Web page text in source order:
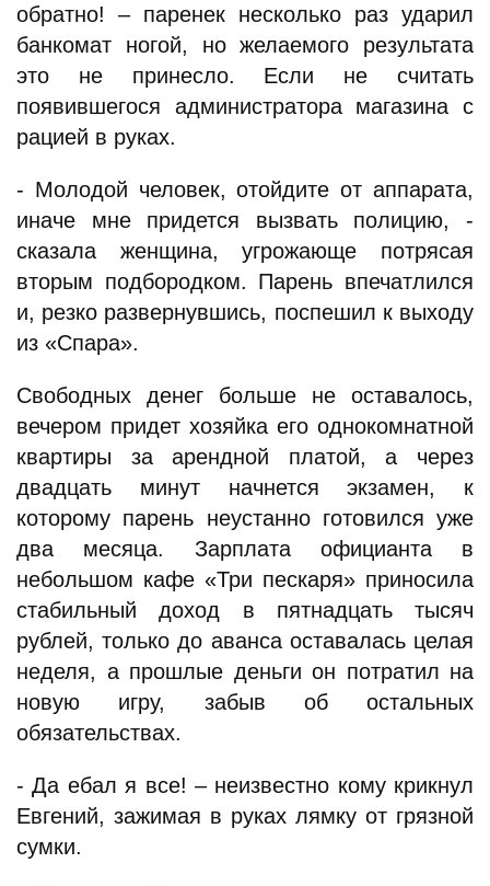
обратно! – паренек несколько раз ударил
банкомат ногой, но желаемого результата
это не принесло. Если не считать
появившегося администратора магазина с
рацией в руках.
- Молодой человек, отойдите от аппарата,
иначе мне придется вызвать полицию, -
сказала женщина, угрожающе потрясая
вторым подбородком. Парень впечатлился
и, резко развернувшись, поспешил к выходу
из «Спара».
Свободных денег больше не оставалось,
вечером придет хозяйка его однокомнатной
квартиры за арендной платой, а через
двадцать минут начнется экзамен, к
которому парень неустанно готовился уже
два месяца. Зарплата официанта в
небольшом кафе «Три пескаря» приносила
стабильный доход в пятнадцать тысяч
рублей, только до аванса оставалась целая
неделя, а прошлые деньги он потратил на
новую игру, забыв об остальных
обязательствах.
- Да ебал я все! – неизвестно кому крикнул
Евгений, зажимая в руках лямку от грязной
сумки.